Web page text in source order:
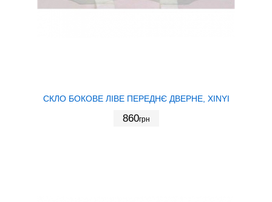
СКЛО БОКОВЕ ЛІВЕ ПЕРЕДНЄ ДВЕРНЕ, XINYI
860грн